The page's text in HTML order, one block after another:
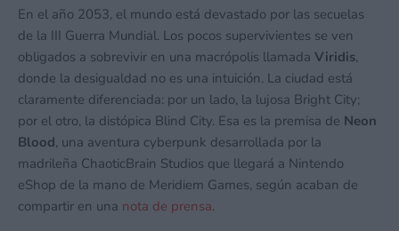
En el año 2053, el mundo está devastado por las secuelas
de la III Guerra Mundial. Los pocos supervivientes se ven
obligados a sobrevivir en una macrópolis llamada Viridis,
donde la desigualdad no es una intuición. La ciudad está
claramente diferenciada: por un lado, la lujosa Bright City;
por el otro, la distópica Blind City. Esa es la premisa de Neon
Blood, una aventura cyberpunk desarrollada por la
madrileña ChaoticBrain Studios que llegará a Nintendo
eShop de la mano de Meridiem Games, según acaban de
compartir en una nota de prensa.